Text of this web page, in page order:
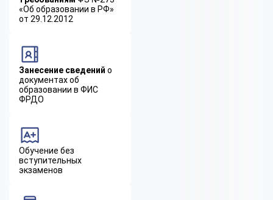
«Об образовании в РФ»
от 29.12.2012
Занесение сведений о
документах об
образовании в ФИС
ФРДО
Обучение без
вступительных
экзаменов